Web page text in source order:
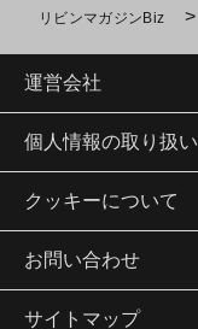
リビンマガジンBiz >
運営会社
個人情報の取り扱い
クッキーについて
お問い合わせ
サイトマップ